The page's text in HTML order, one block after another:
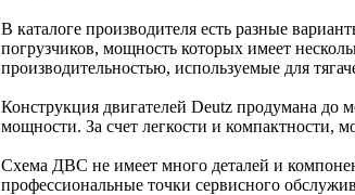
В каталоге производителя есть разные
погрузчиков, мощность которых имеет
производительностью, используемые для
Конструкция двигателей Deutz продумана до
мощности. За счет легкости и компактности,
Схема ДВС не имеет много деталей и
профессиональные точки сервисного